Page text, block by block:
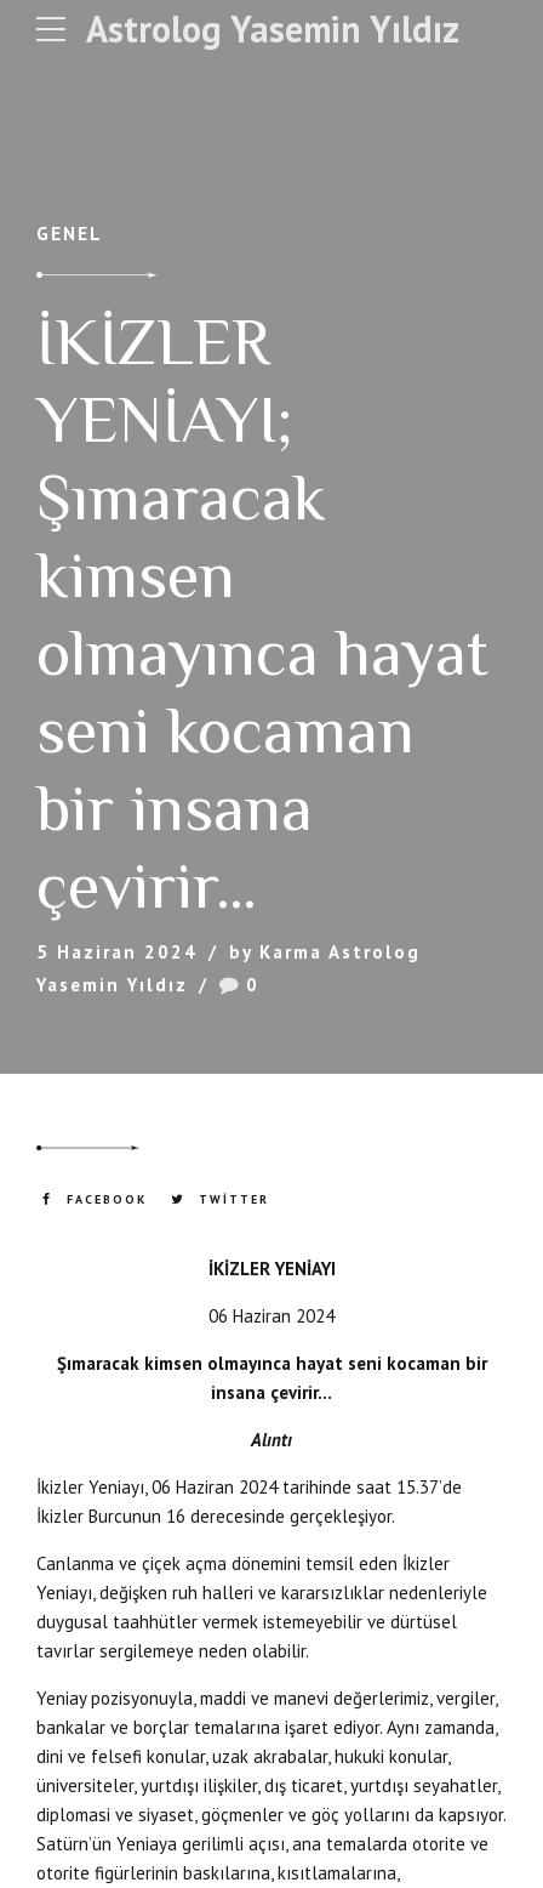
Astrolog Yasemin Yıldız
GENEL
İKİZLER
YENİAYI;
Şımaracak
kimsen
olmayınca hayat
seni kocaman
bir insana
çevirir…
5 Haziran 2024
by Karma Astrolog
Yasemin Yıldız
0
FACEBOOK TWITTER
İKİZLER YENİAYI
06 Haziran 2024
Şımaracak kimsen olmayınca hayat seni kocaman bir
insana çevirir…
Alıntı
İkizler Yeniayı, 06 Haziran 2024 tarihinde saat 15.37’de
İkizler Burcunun 16 derecesinde gerçekleşiyor.
Canlanma ve çiçek açma dönemini temsil eden İkizler
Yeniayı, değişken ruh halleri ve kararsızlıklar nedenleriyle
duygusal taahhütler vermek istemeyebilir ve dürtüsel
tavırlar sergilemeye neden olabilir.
Yeniay pozisyonuyla, maddi ve manevi değerlerimiz, vergiler,
bankalar ve borçlar temalarına işaret ediyor. Aynı zamanda,
dini ve felsefi konular, uzak akrabalar, hukuki konular,
üniversiteler, yurtdışı ilişkiler, dış ticaret, yurtdışı seyahatler,
diplomasi ve siyaset, göçmenler ve göç yollarını da kapsıyor.
Satürn’ün Yeniaya gerilimli açısı, ana temalarda otorite ve
otorite figürlerinin baskılarına, kısıtlamalarına,